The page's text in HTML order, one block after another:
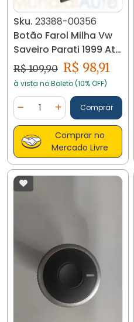
Sku. 23388-00356
Botão Farol Milha Vw
Saveiro Parati 1999 Até
2006. 23388
R$ 109,90 R$ 98,91
à vista no Boleto (10% OFF)
Diminuir Quantidade
Quantidade
Adicionar Quantidade
Comprar
Comprar no
Mercado Livre